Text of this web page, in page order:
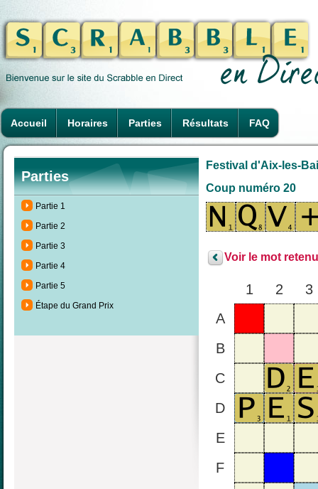
Accueil Horaires Parties Résultats FAQ
Parties
Partie 1
Partie 2
Partie 3
Partie 4
Partie 5
Étape du Grand Prix
Festival d'Aix-les-
Coup numéro 20
Voir le mot
1 2
3
A
B
C
D
E
F